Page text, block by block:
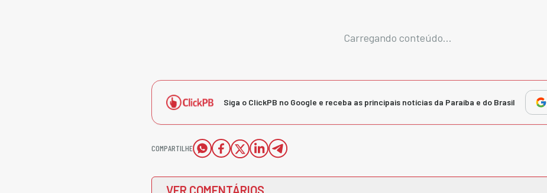
Carregando conteúdo...
Siga o ClickPB no Google e receba as principais notícias da Paraíba e do Brasil
COMPARTILHE
VER COMENTÁRIOS